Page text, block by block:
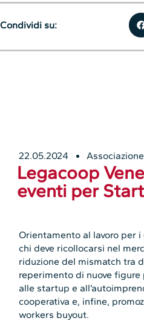
22.05.2024 Associazione
Legacoop
eventi per
Orientamento al lavoro per
chi deve ricollocarsi nel
riduzione del mismatch tra
reperimento di nuove
alle startup e
cooperativa e, infine,
workers buyout.
Condividi su: